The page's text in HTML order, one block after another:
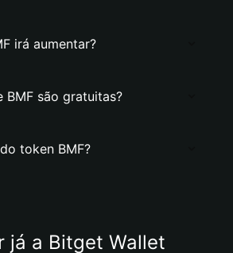
irá aumentar?
BMF são gratuitas?
token BMF?
já a Bitget Wallet